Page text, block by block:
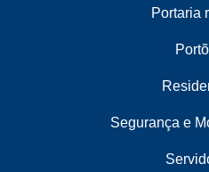
Portaria
Segurança e